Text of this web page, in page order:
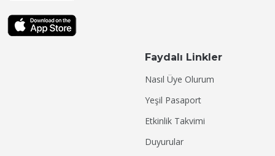
Faydalı Linkler
Nasıl Üye Olurum
Yeşil Pasaport
Etkinlik Takvimi
Duyurular